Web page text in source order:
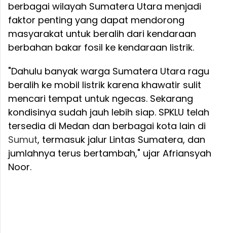
berbagai wilayah Sumatera Utara menjadi
faktor penting yang dapat mendorong
masyarakat untuk beralih dari kendaraan
berbahan bakar fosil ke kendaraan listrik.
"Dahulu banyak warga Sumatera Utara ragu
beralih ke mobil listrik karena khawatir sulit
mencari tempat untuk ngecas. Sekarang
kondisinya sudah jauh lebih siap. SPKLU telah
tersedia di Medan dan berbagai kota lain di
Sumut, termasuk jalur Lintas Sumatera, dan
jumlahnya terus bertambah," ujar Afriansyah
Noor.